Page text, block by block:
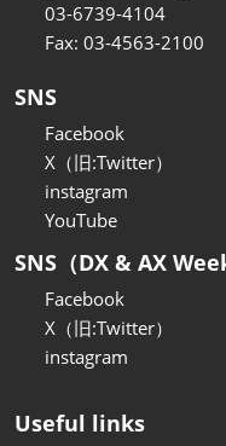
03-6739-4104
Fax: 03-4563-2100
SNS
Facebook
X（旧:Twitter）
instagram
YouTube
SNS（DX & AX Week
Facebook
X（旧:Twitter）
instagram
Useful links